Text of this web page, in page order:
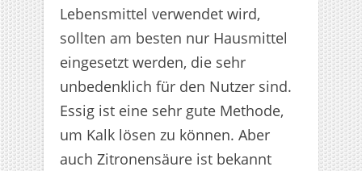
Lebensmittel verwendet wird,
sollten am besten nur Hausmittel
eingesetzt werden, die sehr
unbedenklich für den Nutzer sind.
Essig ist eine sehr gute Methode,
um Kalk lösen zu können. Aber
auch Zitronensäure ist bekannt